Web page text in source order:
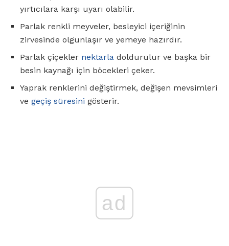
yırtıcılara karşı uyarı olabilir.
Parlak renkli meyveler, besleyici içeriğinin
zirvesinde olgunlaşır ve yemeye hazırdır.
Parlak çiçekler nektarla doldurulur ve başka bir
besin kaynağı için böcekleri çeker.
Yaprak renklerini değiştirmek, değişen mevsimleri
ve geçiş süresini gösterir.
ad